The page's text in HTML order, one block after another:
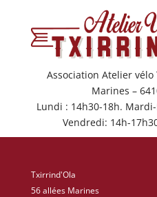
Association Atelier vélo
Marines –
Lundi : 14h30-18h.
Vendredi: 14h-
Txirrind'Ola
56 allées Marines